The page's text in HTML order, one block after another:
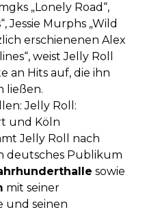
„Lonely Road“,
Jessie Murphs „Wild
erschienenen Alex
weist Jelly Roll
an Hits auf, die ihn
ließen.
Jelly Roll:
und Köln
Jelly Roll nach
deutsches Publikum
sowie
mit seiner
und seinen